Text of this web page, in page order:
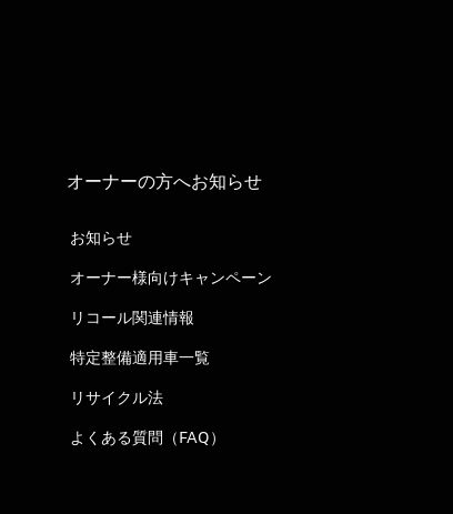
オーナーの方へお知らせ
お知らせ
オーナー様向けキャンペーン
リコール関連情報
特定整備適用車一覧
リサイクル法
よくある質問（FAQ）